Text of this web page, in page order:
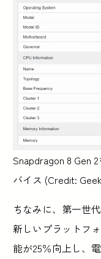
Snapdragon 8 Gen
バイス (Credit:
ちなみに、第一世
新しいプラットフ
能が25％向上し、